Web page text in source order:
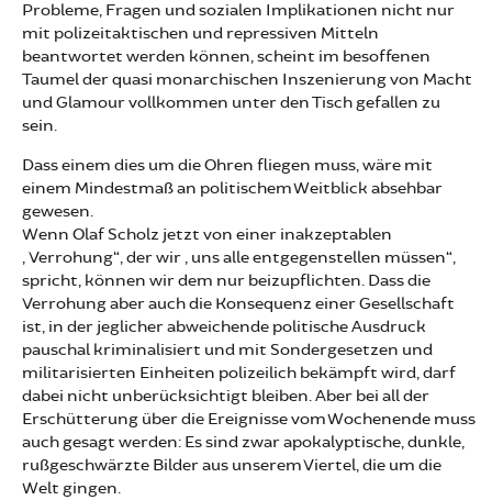
Probleme, Fragen und sozialen Implikationen nicht nur
mit polizeitaktischen und repressiven Mitteln
beantwortet werden können, scheint im besoffenen
Taumel der quasi monarchischen Inszenierung von Macht
und Glamour vollkommen unter den Tisch gefallen zu
sein.
Dass einem dies um die Ohren fliegen muss, wäre mit
einem Mindestmaß an politischem Weitblick absehbar
gewesen.
Wenn Olaf Scholz jetzt von einer inakzeptablen
„Verrohung“, der wir „uns alle entgegenstellen müssen“,
spricht, können wir dem nur beizupflichten. Dass die
Verrohung aber auch die Konsequenz einer Gesellschaft
ist, in der jeglicher abweichende politische Ausdruck
pauschal kriminalisiert und mit Sondergesetzen und
militarisierten Einheiten polizeilich bekämpft wird, darf
dabei nicht unberücksichtigt bleiben. Aber bei all der
Erschütterung über die Ereignisse vom Wochenende muss
auch gesagt werden: Es sind zwar apokalyptische, dunkle,
rußgeschwärzte Bilder aus unserem Viertel, die um die
Welt gingen.